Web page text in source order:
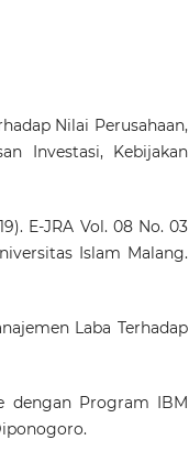
Nilai Perusahaan,
Investasi, Kebijakan
E-JRA Vol. 08 No. 03
Islam Malang.
Laba Terhadap
dengan Program IBM